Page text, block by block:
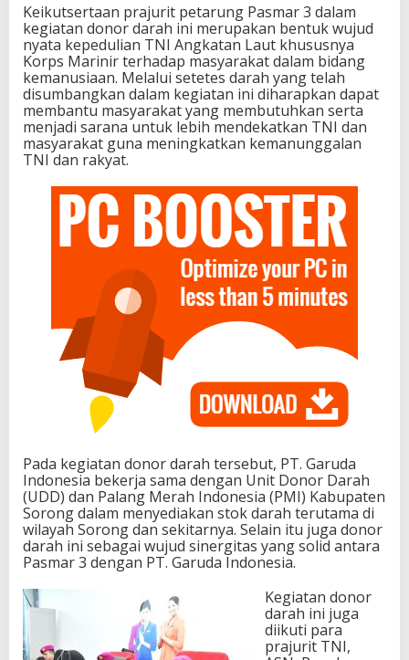
Keikutsertaan prajurit petarung Pasmar 3 dalam
kegiatan donor darah ini merupakan bentuk wujud
nyata kepedulian TNI Angkatan Laut khususnya
Korps Marinir terhadap masyarakat dalam bidang
kemanusiaan. Melalui setetes darah yang telah
disumbangkan dalam kegiatan ini diharapkan dapat
membantu masyarakat yang membutuhkan serta
menjadi sarana untuk lebih mendekatkan TNI dan
masyarakat guna meningkatkan kemanunggalan
TNI dan rakyat.
Pada kegiatan donor darah tersebut, PT. Garuda
Indonesia bekerja sama dengan Unit Donor Darah
(UDD) dan Palang Merah Indonesia (PMI) Kabupaten
Sorong dalam menyediakan stok darah terutama di
wilayah Sorong dan sekitarnya. Selain itu juga donor
darah ini sebagai wujud sinergitas yang solid antara
Pasmar 3 dengan PT. Garuda Indonesia.
Kegiatan donor
darah ini juga
diikuti para
prajurit TNI,